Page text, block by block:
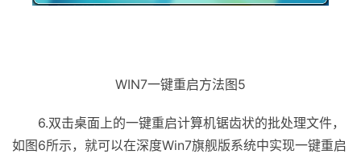
WIN7一键重启方法图5
6.双击桌面上的一键重启计算机锯齿状的批处理文件，
如图6所示，就可以在深度Win7旗舰版系统中实现一键重启